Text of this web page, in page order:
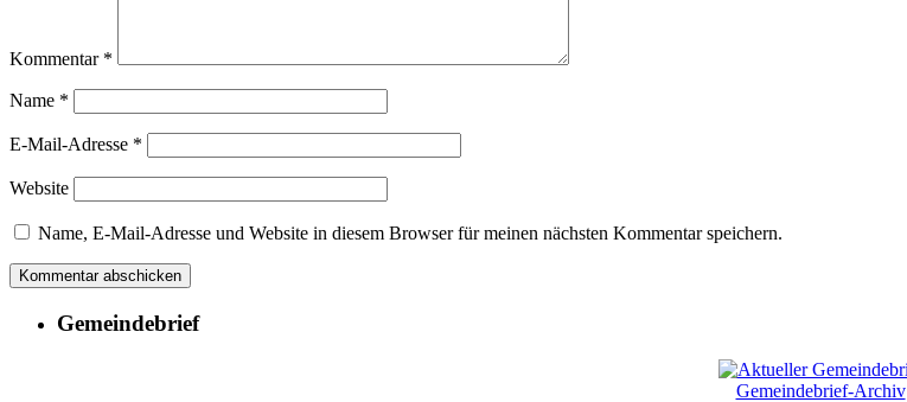
Kommentar *
Name *
E-Mail-Adresse *
Website
Name, E-Mail-Adresse und Website in diesem Browser für meinen nächsten Kommentar speichern.
Gemeindebrief
Gemeindebrief-Archiv